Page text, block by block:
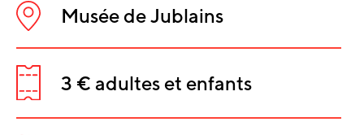
Lieu
:
Musée de Jublains
Tarifs
:
3 € adultes et enfants